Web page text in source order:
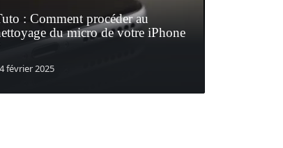
: Comment procéder au
du micro de votre iPhone
février 2025